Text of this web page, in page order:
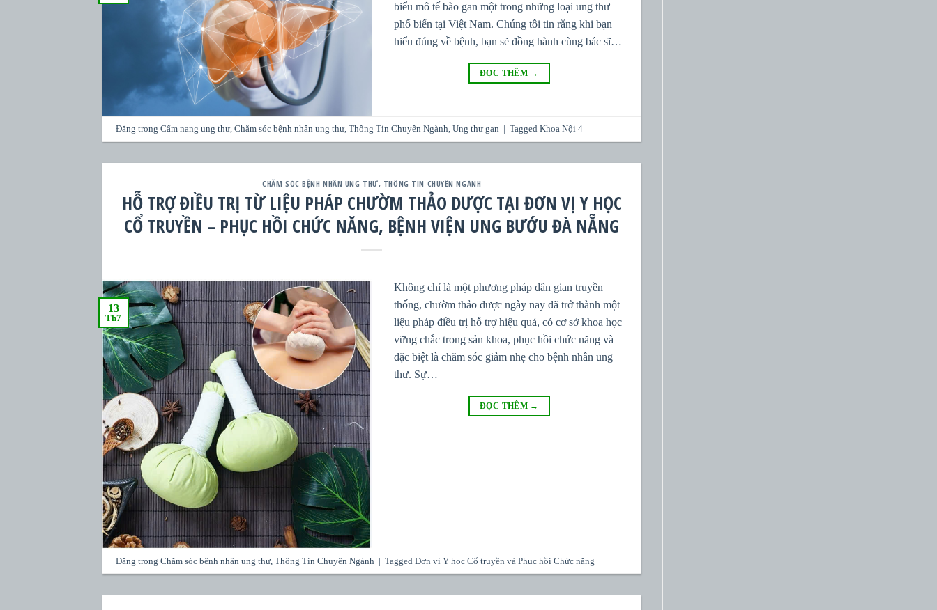
biểu mô tế bào gan một trong những loại ung thư
phổ biến tại Việt Nam. Chúng tôi tin rằng khi bạn
hiểu đúng về bệnh, bạn sẽ đồng hành cùng bác sĩ…
ĐỌC THÊM →
Đăng trongCẩm nang ung thư,Chăm sóc bệnh nhân ung thư,Thông Tin Chuyên Ngành ,Ung thư gan | TaggedKhoa Nội 4
CHĂM SÓC BỆNH NHÂN UNG THƯ, THÔNG TIN CHUYÊN NGÀNH
HỖ TRỢ ĐIỀU TRỊ TỪ LIỆU PHÁP CHƯỜM THẢO DƯỢC TẠI ĐƠN VỊ Y HỌC
CỔ TRUYỀN – PHỤC HỒI CHỨC NĂNG, BỆNH VIỆN UNG BƯỚU ĐÀ NẴNG
13
Th7
Không chỉ là một phương pháp dân gian truyền
thống, chườm thảo dược ngày nay đã trở thành một
liệu pháp điều trị hỗ trợ hiệu quả, có cơ sở khoa học
vững chắc trong sản khoa, phục hồi chức năng và
đặc biệt là chăm sóc giảm nhẹ cho bệnh nhân ung
thư. Sự…
ĐỌC THÊM →
Đăng trongChăm sóc bệnh nhân ung thư,Thông Tin Chuyên Ngành | TaggedĐơn vị Y học Cổ truyền và Phục hồi Chức năng